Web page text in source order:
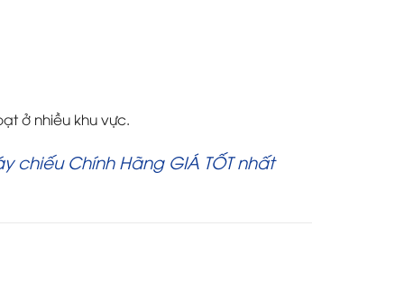
ở nhiều khu vực.
chiếu Chính Hãng GIÁ TỐT nhất